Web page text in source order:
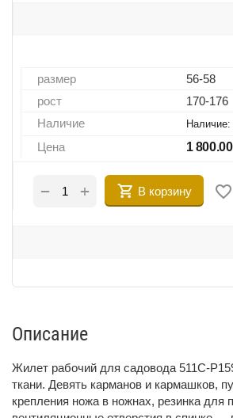
размер
56-58
рост
170-176
Наличие
Наличие:
Цена 1 800.00
+
− В корзину
Описание
Жилет рабочий для садовода 511C-
ткани. Девять карманов и кармашков,
крепления ножа в ножнах, резинка для